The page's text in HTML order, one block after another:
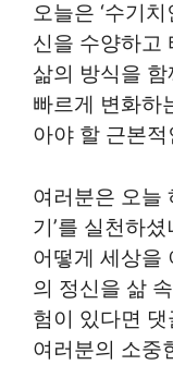
오늘은 ‘수기
신을 수양하고
삶의 방식을
빠르게 변화하
아야 할 근본
여러분은 오늘
기’를 실천하
어떻게 세상을
의 정신을 삶
험이 있다면
여러분의 소중